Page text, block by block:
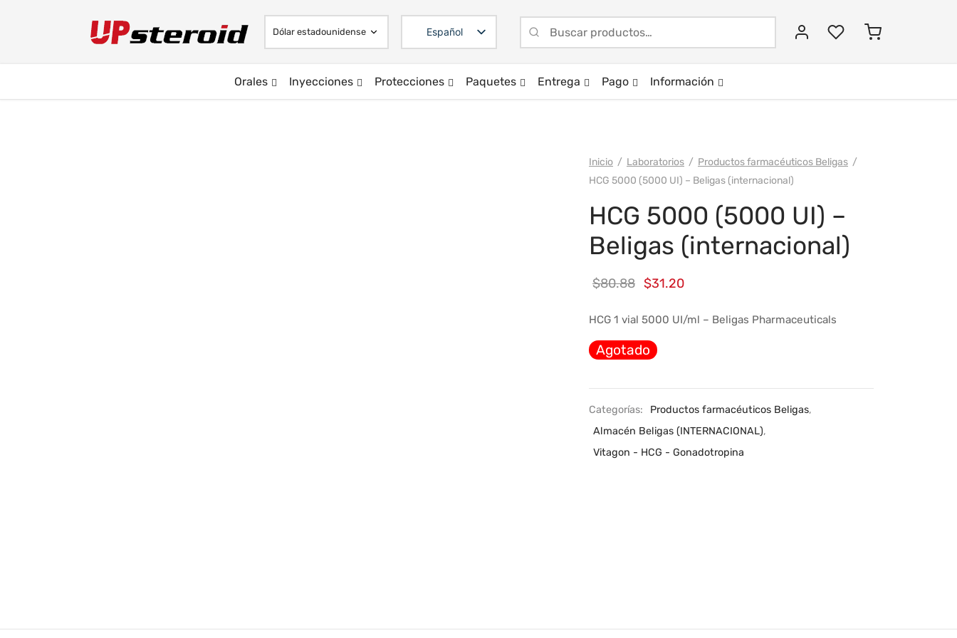
Español Buscar:
Orales Inyecciones Protecciones Paquetes Entrega Pago Información
Inicio / Laboratorios / Productos farmacéuticos Beligas /
HCG 5000 (5000 UI) – Beligas (internacional)
HCG 5000 (5000 UI) –
Beligas (internacional)
$80.88 El
original
era:
$31.20
HCG 1 vial 5000 UI/ml – Beligas Pharmaceuticals
Agotado
Categorías: Productos farmacéuticos Beligas,
Almacén Beligas (INTERNACIONAL),
Vitagon - HCG - Gonadotropina